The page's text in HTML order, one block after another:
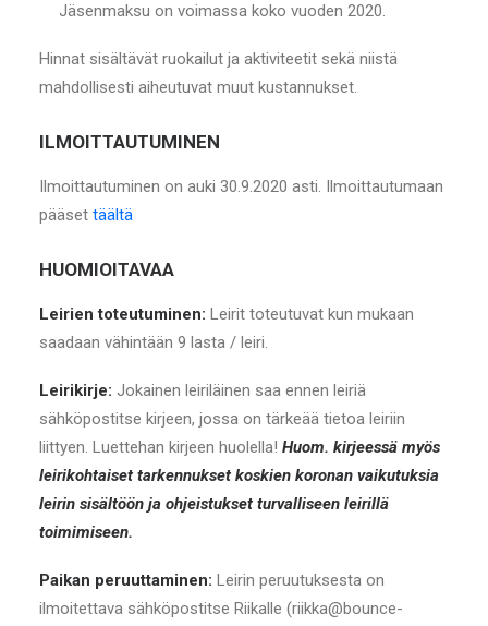
Jäsenmaksu on voimassa koko vuoden 2020.
Hinnat sisältävät ruokailut ja aktiviteetit sekä niistä
mahdollisesti aiheutuvat muut kustannukset.
ILMOITTAUTUMINEN
Ilmoittautuminen on auki 30.9.2020 asti. Ilmoittautumaan
pääset täältä
HUOMIOITAVAA
Leirien toteutuminen: Leirit toteutuvat kun mukaan
saadaan vähintään 9 lasta / leiri.
Leirikirje: Jokainen leiriläinen saa ennen leiriä
sähköpostitse kirjeen, jossa on tärkeää tietoa leiriin
liittyen. Luettehan kirjeen huolella! Huom. kirjeessä myös
leirikohtaiset tarkennukset koskien koronan vaikutuksia
leirin sisältöön ja ohjeistukset turvalliseen leirillä
toimimiseen.
Paikan peruuttaminen: Leirin peruutuksesta on
ilmoitettava sähköpostitse Riikalle (riikka@bounce-